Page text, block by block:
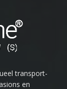
transport-
en